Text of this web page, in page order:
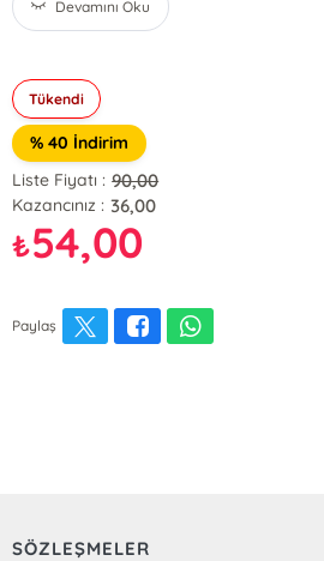
Devamını Oku
Tükendi
% 40 İndirim
Liste Fiyatı : 90,00
Kazancınız : 36,00
₺54,00
Paylaş
SÖZLEŞMELER